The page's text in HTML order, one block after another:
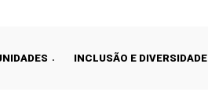
INCLUSÃO E DIVERSIDADE